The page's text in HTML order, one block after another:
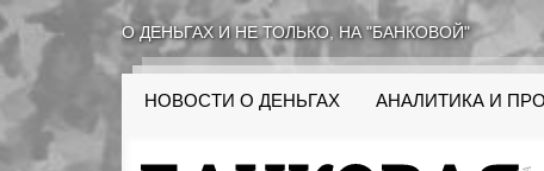
О ДЕНЬГАХ И НЕ ТОЛЬКО, НА "БАНКОВОЙ"
НОВОСТИ О ДЕНЬГАХ АНАЛИТИКА И